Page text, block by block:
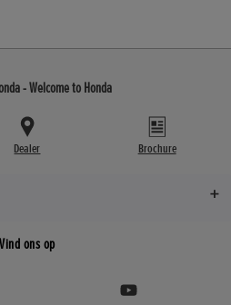
- Welcome to Honda
Dealer Brochure
Vind ons op